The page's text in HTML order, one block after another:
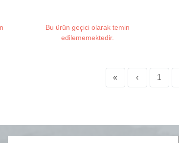
Bu ürün geçici olarak temin
edilememektedir.
« ‹ 1